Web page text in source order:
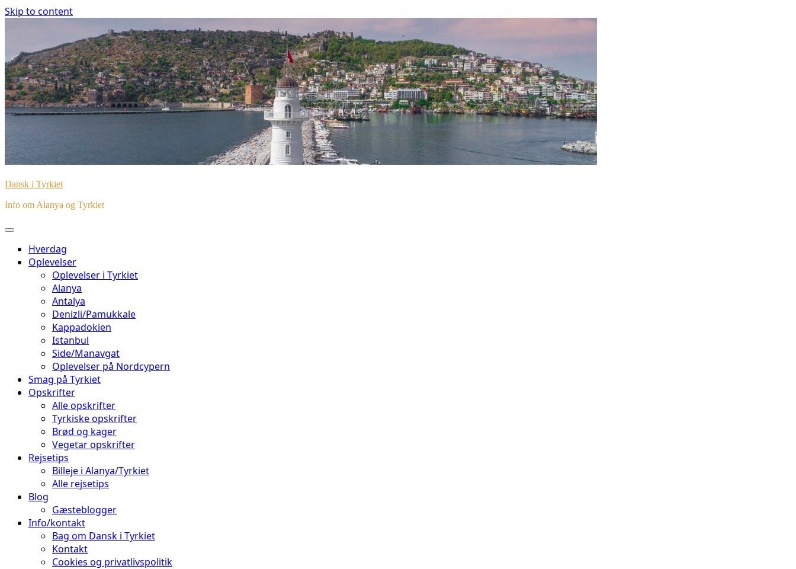
Skip to content
Dansk i Tyrkiet
Info om Alanya og Tyrkiet
Hverdag
Oplevelser
Oplevelser i Tyrkiet
Alanya
Antalya
Denizli/Pamukkale
Kappadokien
Istanbul
Side/Manavgat
Oplevelser på Nordcypern
Smag på Tyrkiet
Opskrifter
Alle opskrifter
Tyrkiske opskrifter
Brød og kager
Vegetar opskrifter
Rejsetips
Billeje i Alanya/Tyrkiet
Alle rejsetips
Blog
Gæsteblogger
Info/kontakt
Bag om Dansk i Tyrkiet
Kontakt
Cookies og privatlivspolitik